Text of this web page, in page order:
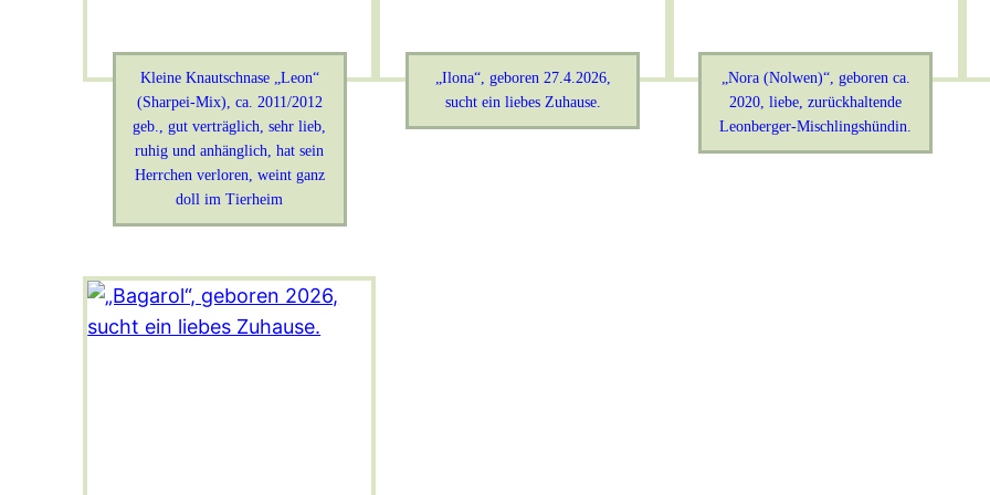
Kleine Knautschnase „Leon“
(Sharpei-Mix), ca. 2011/2012
geb., gut verträglich, sehr lieb,
ruhig und anhänglich, hat sein
Herrchen verloren, weint ganz
doll im Tierheim
„Ilona“, geboren 27.4.2026,
sucht ein liebes Zuhause.
„Nora (Nolwen)“, geboren ca.
2020, liebe, zurückhaltende
Leonberger-Mischlingshündin.